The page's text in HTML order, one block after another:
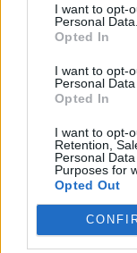
I want to opt-
Personal Data.
Opted In
I want to opt-
Personal
Opted In
I want to opt-
Retention,
Personal
Purposes for
Opted Out
Viihdeuutiset
kotiin
miljoonan